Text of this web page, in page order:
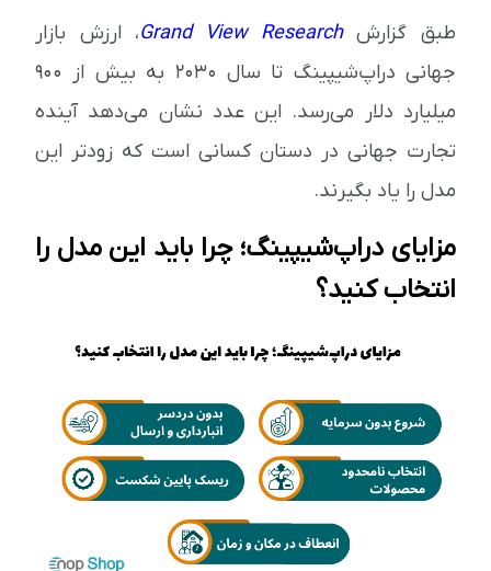
طبق گزارش Grand View Research، ارزش بازار
جهانی دراپ‌شیپینگ تا سال ۲۰۳۰ به بیش از
۹۰۰
میلیارد دلار
می‌رسد. این عدد نشان می‌دهد آینده
تجارت جهانی در دستان کسانی است که زودتر این
مدل را یاد بگیرند.
مزایای دراپ‌شیپینگ؛ چرا باید این مدل را
انتخاب کنید؟